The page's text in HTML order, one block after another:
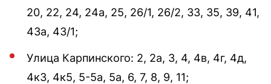
20, 22, 24, 24а, 25, 26/1, 26/2, 33, 35, 39, 41,
43а, 43/1;
Улица Карпинского: 2, 2а, 3, 4, 4в, 4г, 4д,
4к3, 4к5, 5-5а, 5а, 6, 7, 8, 9, 11;